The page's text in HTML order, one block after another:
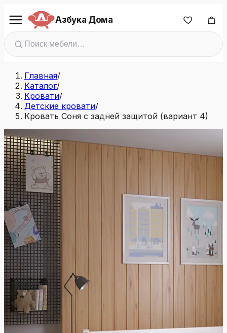
Азбука Дома
Главная/
Каталог/
Кровати/
Детские кровати/
Кровать Соня с задней защитой (вариант 4)